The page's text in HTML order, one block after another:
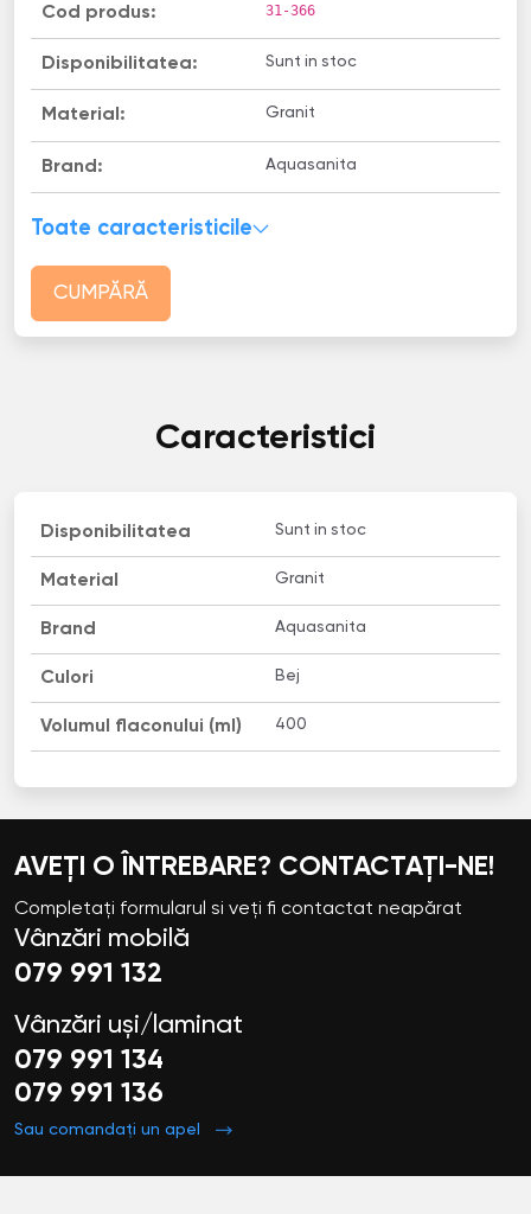
Cod produs: 31-366
Disponibilitatea: Sunt in stoc
Material: Granit
Brand: Aquasanita
Toate caracteristicile
CUMPĂRĂ
Caracteristici
Disponibilitatea Sunt in stoc
Material Granit
Brand Aquasanita
Culori Bej
Volumul flaconului (ml) 400
AVEȚI O ÎNTREBARE? CONTACTAȚI-NE!
Completați formularul si veți fi contactat neapărat
Vânzări mobilă
079 991 132
Vânzări uși/laminat
079 991 134
079 991 136
Sau comandați un apel